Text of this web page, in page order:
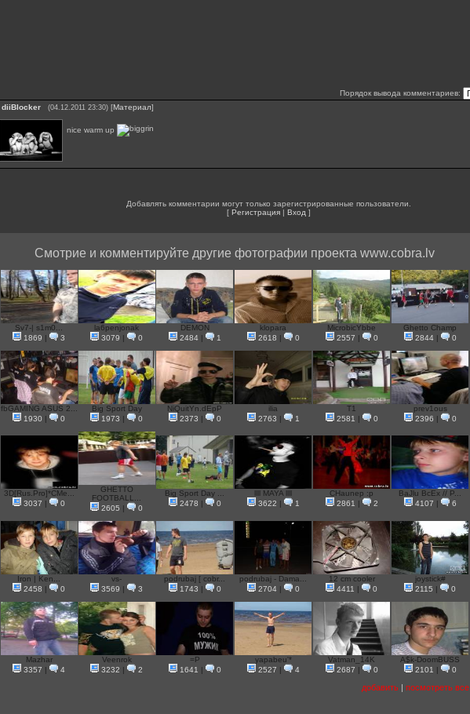
Порядок вывода комментариев:
diiBlocker (04.12.2011 23:30) [Материал]
nice warm up
Добавлять комментарии могут только зарегистрированные пользователи.
[ Регистрация Вход ]
Смотрие и комментируйте другие фотографии проекта www.cobra.lv
Sv7-| s1m0...
1869
3
la6penjonak
3079
0
DEMON
2484| 1
klopara
2618
0
MicrobicYbbe
2557
0
Ghetto Champ
2844| 0
fbGAMING ASUS 2...
1930
0
Big Sport Day
1973
0
NiQuitYn.dEpP
2373
0
ilia
2763
1
T1
2581
0
prev1ous
2396
0
3D[Rus.Pro]*CMe...
3037
0
GHETTO
FOOTBALL...
2605
0
Big Sport Day ...
2478
0
llll MAYA llll
3622
1
СНаunep :p
2861
2
BaJlu BcEx // P...
4107
6
Iron | Ken...
2458
0
vs-
3569
3
podrubaj [ cobr...
1743
0
podrubaj - Dama...
2704| 0
12 cm cooler
4411
0
joystick#
2115
0
Mazhar
3357
4
Veenrok
3232
2
=P
1641
0
yapabeu'*
2527
4
Vatman_14K
2687
0
A$k-DoomBUSS
2101
0
добавить посмотреть все